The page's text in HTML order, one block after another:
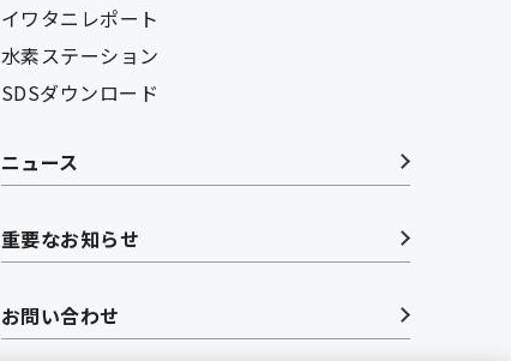
イワタニレポート
水素ステーション
SDSダウンロード
ニュース
重要なお知らせ
お問い合わせ